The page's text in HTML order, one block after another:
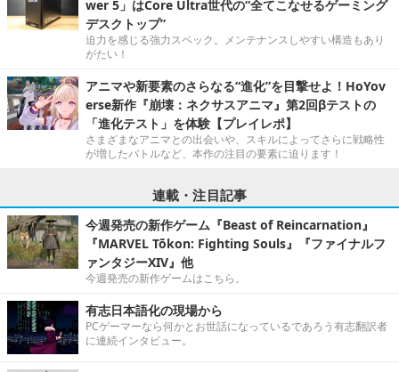
wer 5」はCore Ultra世代の“全てこなせるゲーミング
デスクトップ”
迫力を感じる強力スペック。メンテナンスしやすい構造もあり
がたい！
アニマや新要素のさらなる“進化”を目撃せよ！HoYov
erse新作『崩壊：ネクサスアニマ』第2回βテストの
「進化テスト」を体験【プレイレポ】
さまざまなアニマとの出会いや、スキルによってさらに戦略性
が増したバトルなど、本作の注目の要素に迫ります！
連載・注目記事
今週発売の新作ゲーム『Beast of Reincarnation』
『MARVEL Tōkon: Fighting Souls』『ファイナルフ
ァンタジーXIV』他
今週発売の新作ゲームはこちら。
有志日本語化の現場から
PCゲーマーなら何かとお世話になっているであろう有志翻訳者
に連続インタビュー。